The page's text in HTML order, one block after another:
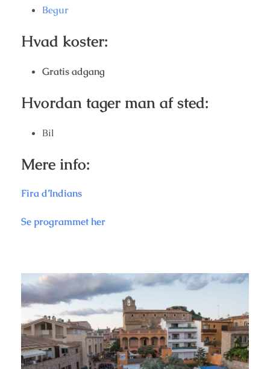
Begur
Hvad koster:
Gratis adgang
Hvordan tager man af sted:
Bil
Mere info:
Fira d’Indians
Se programmet her